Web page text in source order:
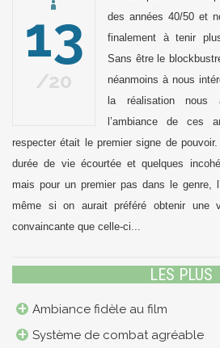
13
20
des années 40/50 et
finalement à tenir
Sans être le
néanmoins à nous
la réalisation nous
l’ambiance de ces
respecter était le premier signe de
durée de vie écourtée et quelques
mais pour un premier pas dans le genre,
même si on aurait préféré obtenir une
convaincante que celle-ci...
LES PLUS
Ambiance fidèle au film
Système de combat agréable